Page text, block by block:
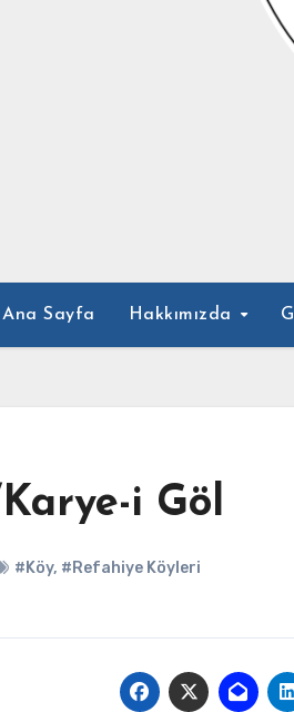
Ana Sayfa Hakkımızda
i Göl
#Köy, #Refahiye Köyleri